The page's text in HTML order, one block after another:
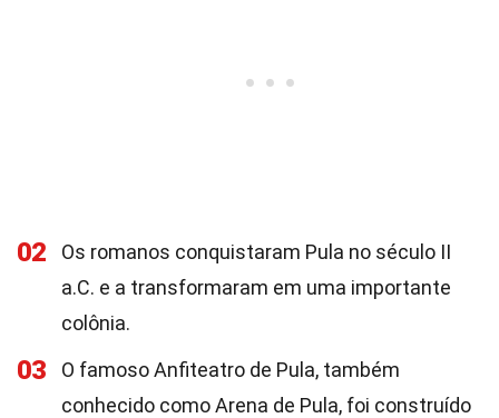
02
Os romanos conquistaram Pula no século II
a.C. e a transformaram em uma importante
colônia.
03
O famoso Anfiteatro de Pula, também
conhecido como Arena de Pula, foi construído